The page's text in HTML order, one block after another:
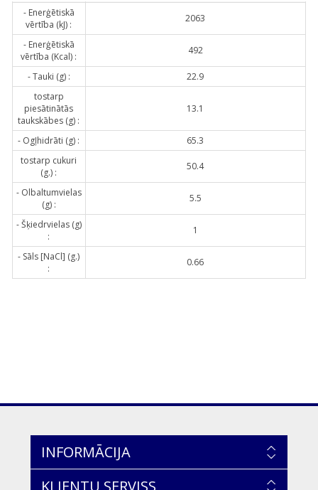
- Enerģētiskā
vērtība (kJ) :
2063
- Enerģētiskā
vērtība (Kcal) :
492
- Tauki (g) :
22.9
tostarp
piesātinātās
taukskābes (g) :
13.1
- Ogļhidrāti (g) :
65.3
tostarp cukuri
(g.) :
50.4
- Olbaltumvielas
(g) :
5.5
- Šķiedrvielas (g)
:
1
- Sāls [NaCl] (g.)
:
0.66
INFORMĀCIJA
KLIENTU SERVISS